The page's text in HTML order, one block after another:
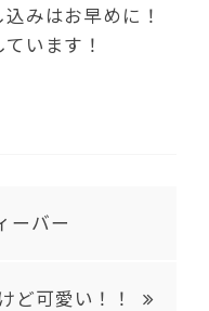
みはお早めに！
います！
ーバー
ど可愛い！！